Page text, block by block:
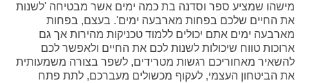
מישהו שמציע ספר וסדנה בת כמה ימים אשר מבטיחה 'לשנות
את החיים שלכם בפחות מארבעה ימים'. בעצם, בפחות
מארבעה ימים אתם יכולים ללמוד טכניקות מהירות אך גם
ארוכות טווח שיכולות לשנות לכם את החיים ולאפשר לכם
להשאיר מאחוריכם רגשות מטרידים, לשפר בצורה משמעותית
את הביטחון העצמי, לעקוף מכשולים מעברכם, לתת פתח